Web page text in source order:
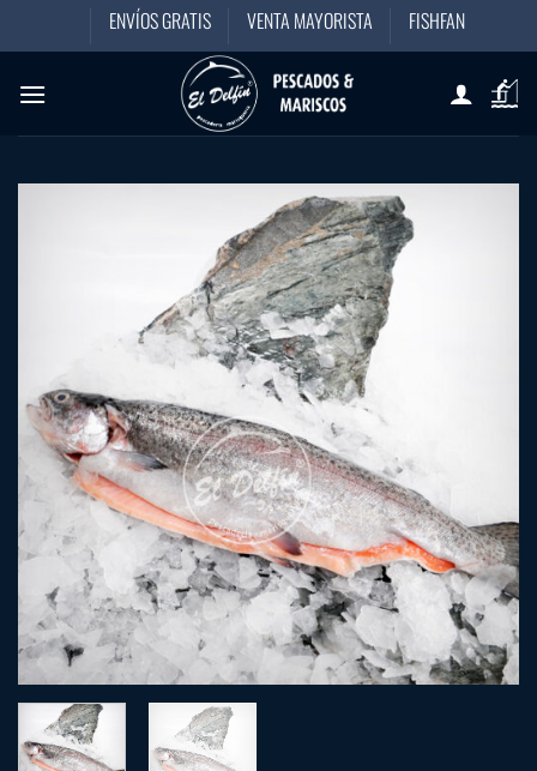
ENVÍOS GRATIS VENTA MAYORISTA FISHFAN